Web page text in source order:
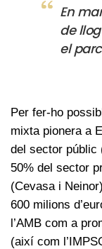
En
de
el
Per fer-ho
mixta pionera a
del sector públic
50% del sector
(Cevasa i
600 milions
l’AMB com a
(així com